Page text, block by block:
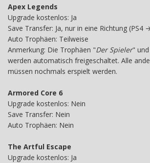
Apex Legends
Upgrade kostenlos: Ja
Save Transfer: Ja, nur in eine Richtung (PS4
Auto Trophäen: Teilweise
Anmerkung: Die Trophäen "Der Spieler"
werden automatisch freigeschaltet. Alle
müssen nochmals erspielt werden.
Armored Core 6
Upgrade kostenlos: Nein
Save Transfer: Nein
Auto Trophäen: Nein
The Artful Escape
Upgrade kostenlos: Ja